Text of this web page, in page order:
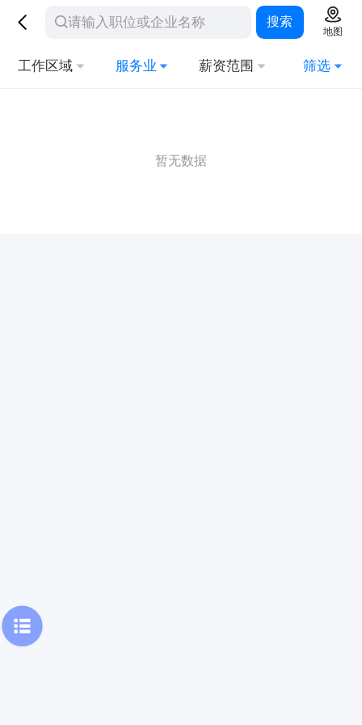
搜索
地图
工作区域 服务业 薪资范围 筛选
暂无数据